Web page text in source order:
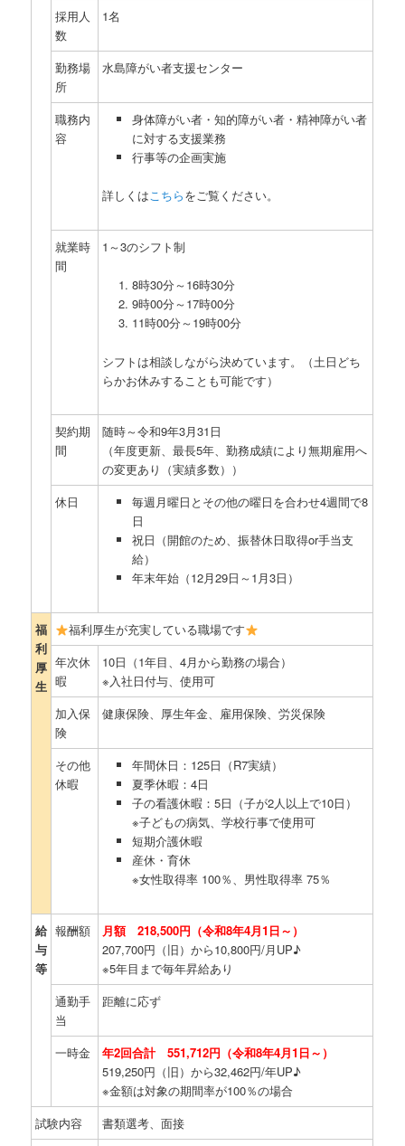
動採用人
数
1名
勤務場
所
水島障がい者支援センター
職務内
容
身体障がい者・知的障がい者・精神障がい者
に対する支援業務
行事等の企画実施
詳しくはこちらをご覧ください。
就業時
間
1～3のシフト制
8時30分～16時30分
9時00分～17時00分
11時00分～19時00分
シフトは相談しながら決めています。（土日どち
らかお休みすることも可能です）
契約期
間
随時～令和9年3月31日
（年度更新、最長5年、勤務成績により無期雇用へ
の変更あり（実績多数））
休日
毎週月曜日とその他の曜日を合わせ4週間で8
日
祝日（開館のため、振替休日取得or手当支
給）
年末年始（12月29日～1月3日）
福
利
厚
生
福利厚生が充実している職場です
年次休
暇
10日（1年目、4月から勤務の場合）
※入社日付与、使用可
加入保
険
健康保険、厚生年金、雇用保険、労災保険
その他
休暇
年間休日：125日（R7実績）
夏季休暇：4日
子の看護休暇：5日（子が2人以上で10日）
※子どもの病気、学校行事で使用可
短期介護休暇
産休・育休
※女性取得率 100％、男性取得率 75％
給
与
等
報酬額
月額 218,500円（令和8年4月1日～）
207,700円（旧）から10,800円/月UP♪
※5年目まで毎年昇給あり
通勤手
当
距離に応ず
一時金
年2回合計 551,712円（令和8年4月1日～）
519,250円（旧）から32,462円/年UP♪
※金額は対象の期間率が100％の場合
試験内容
書類選考、面接